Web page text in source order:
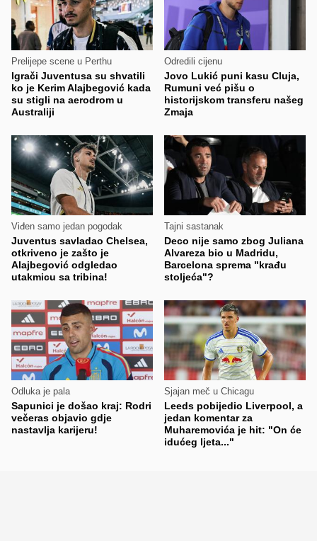
Prelijepe scene u Perthu
Igrači Juventusa su shvatili
ko je Kerim Alajbegović kada
su stigli na aerodrom u
Australiji
Odredili cijenu
Jovo Lukić puni kasu Cluja,
Rumuni već pišu o
historijskom transferu našeg
Zmaja
Viđen samo jedan pogodak
Juventus savladao Chelsea,
otkriveno je zašto je
Alajbegović odgledao
utakmicu sa tribina!
Tajni sastanak
Deco nije samo zbog Juliana
Alvareza bio u Madridu,
Barcelona sprema "krađu
stoljeća"?
Odluka je pala
Sapunici je došao kraj: Rodri
večeras objavio gdje
nastavlja karijeru!
Sjajan meč u Chicagu
Leeds pobijedio Liverpool, a
jedan komentar za
Muharemovića je hit: "On će
idućeg ljeta..."